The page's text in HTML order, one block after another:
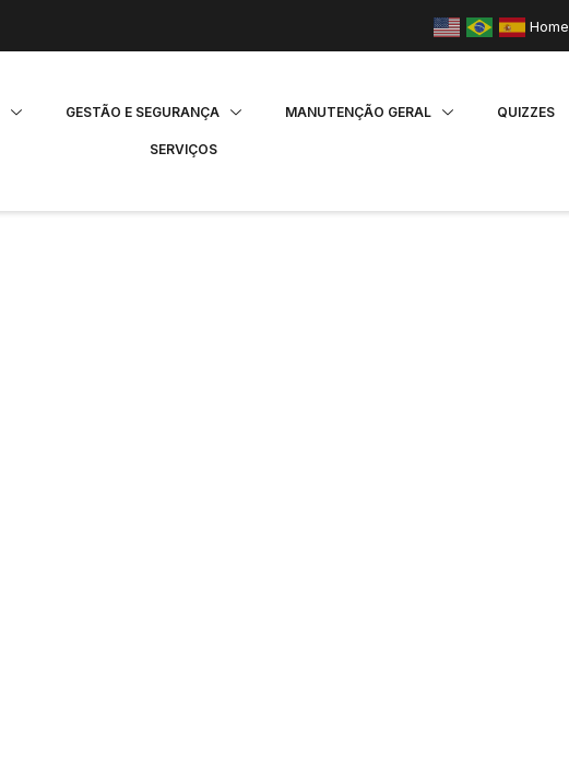
Home
GESTÃO E SEGURANÇA MANUTENÇÃO GERAL QUIZZES
SERVIÇOS